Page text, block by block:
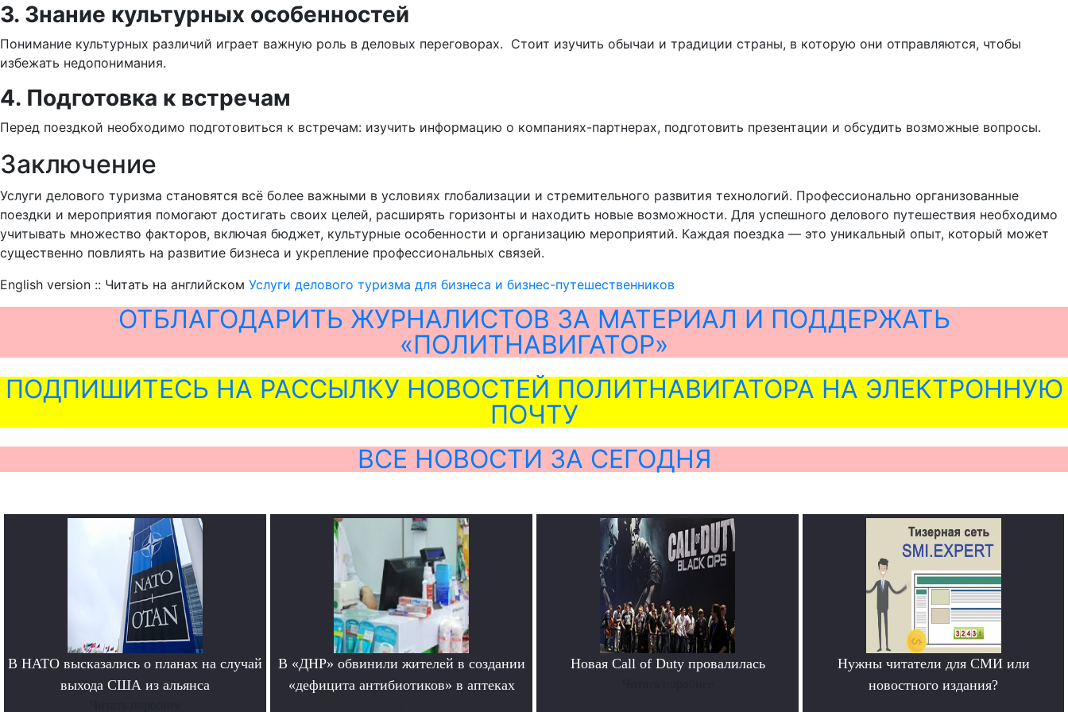
3. Знание культурных особенностей
Понимание культурных различий играет важную роль в деловых переговорах. Стоит изучить обычаи и традиции страны, в которую они отправляются, чтобы
избежать недопонимания.
4. Подготовка к встречам
Перед поездкой необходимо подготовиться к встречам: изучить информацию о компаниях-партнерах, подготовить презентации и обсудить возможные вопросы.
Заключение
Услуги делового туризма становятся всё более важными в условиях глобализации и стремительного развития технологий. Профессионально организованные
поездки и мероприятия помогают достигать своих целей, расширять горизонты и находить новые возможности. Для успешного делового путешествия необходимо
учитывать множество факторов, включая бюджет, культурные особенности и организацию мероприятий. Каждая поездка — это уникальный опыт, который может
существенно повлиять на развитие бизнеса и укрепление профессиональных связей.
English version :: Читать на английском Услуги делового туризма для бизнеса и бизнес-путешественников
ОТБЛАГОДАРИТЬ ЖУРНАЛИСТОВ ЗА МАТЕРИАЛ И ПОДДЕРЖАТЬ
«ПОЛИТНАВИГАТОР»
ПОДПИШИТЕСЬ НА РАССЫЛКУ НОВОСТЕЙ ПОЛИТНАВИГАТОРА НА ЭЛЕКТРОННУЮ
ПОЧТУ
ВСЕ НОВОСТИ ЗА СЕГОДНЯ
В НАТО высказались о планах на случай
выхода США из альянса
В «ДНР» обвинили жителей в создании
«дефицита антибиотиков» в аптеках
Новая Call of Duty провалилась
Нужны читатели для СМИ или
новостного издания?